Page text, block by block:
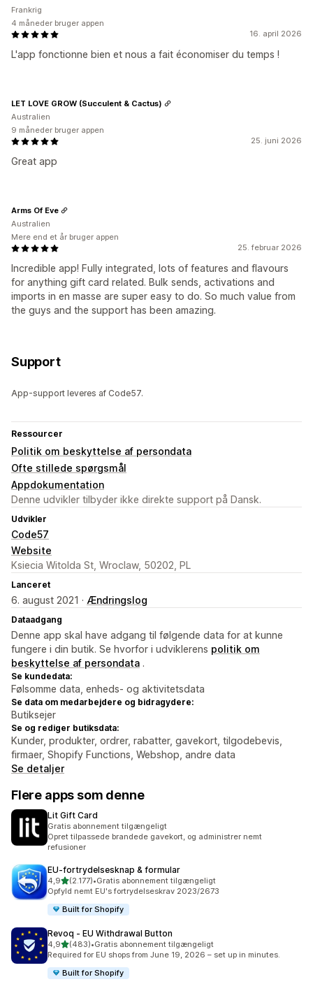
16. april 2026
L'app fonctionne bien et nous a fait économiser du temps !
Frankrig
4 måneder bruger appen
25. juni 2026
Great app
LET LOVE GROW (Succulent & Cactus)
Australien
9 måneder bruger appen
25. februar 2026
Incredible app! Fully integrated, lots of features and flavours
for anything gift card related. Bulk sends, activations and
imports in en masse are super easy to do. So much value from
the guys and the support has been amazing.
Arms Of Eve
Australien
Mere end et år bruger appen
Support
App-support leveres af Code57.
Ressourcer
Politik om beskyttelse af persondata
Ofte stillede spørgsmål
Appdokumentation
Denne udvikler tilbyder ikke direkte support på Dansk.
Udvikler
Code57
Website
Ksiecia Witolda St, Wroclaw, 50202, PL
Lanceret
6. august 2021 · Ændringslog
Dataadgang
Denne app skal have adgang til følgende data for at kunne
fungere i din butik. Se hvorfor i udviklerens politik om
beskyttelse af persondata .
Se kundedata:
Følsomme data, enheds- og aktivitetsdata
Se data om medarbejdere og bidragydere:
Butiksejer
Se og rediger butiksdata:
Kunder, produkter, ordrer, rabatter, gavekort, tilgodebevis,
firmaer, Shopify Functions, Webshop, andre data
Se detaljer
Flere apps som denne
Lit Gift Card
Gratis abonnement tilgængeligt
Opret tilpassede brandede gavekort, og administrer nemt
refusioner
EU‑fortrydelsesknap & formular
4,9ud af 5 stjerner
(2.177)
2177 anmeldelser i alt
•Gratis abonnement tilgængeligt
Opfyld nemt EU's fortrydelseskrav 2023/2673
Built for Shopify
Revoq ‑ EU Withdrawal Button
4,9ud af 5 stjerner
(483)
483 anmeldelser i alt
•Gratis abonnement tilgængeligt
Required for EU shops from June 19, 2026 – set up in minutes.
Built for Shopify